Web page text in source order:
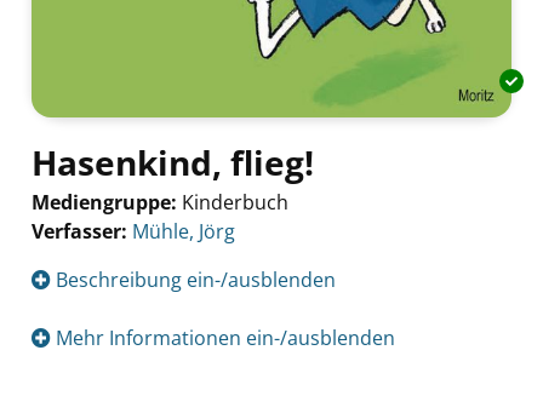
Hasenkind, flieg!
Mediengruppe: Kinderbuch
Verfasser: Suche nach diesem Verfasser
Mühle, Jörg
Beschreibung ein-/ausblenden
Mehr Informationen ein-/ausblenden